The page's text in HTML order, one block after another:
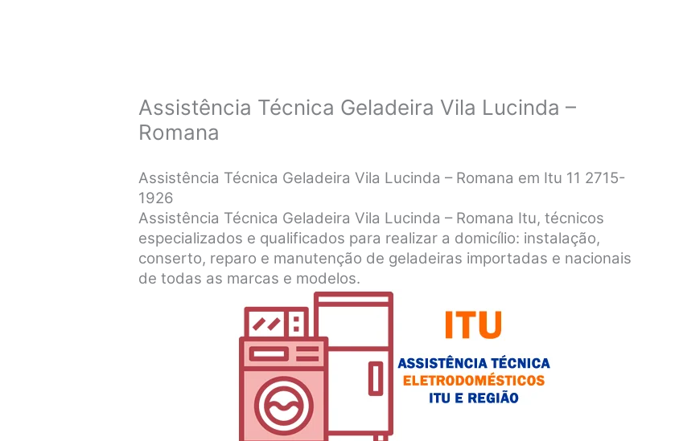
Assistência Técnica Geladeira Vila Lucinda –
Romana
Assistência Técnica Geladeira Vila Lucinda – Romana em Itu 11 2715-
1926
Assistência Técnica Geladeira Vila Lucinda – Romana Itu, técnicos
especializados e qualificados para realizar a domicílio: instalação,
conserto, reparo e manutenção de geladeiras importadas e nacionais
de todas as marcas e modelos.